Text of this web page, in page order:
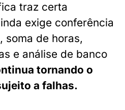
traz certa
exige conferência
soma de horas,
e análise de banco
tornando o
a falhas.